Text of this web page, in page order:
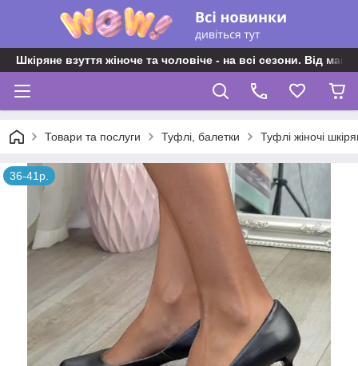
Шкіряне взуття жіноче та чоловіче - на всі сезони. Від
Товари та послуги Туфлі, балетки Туфлі жіночі
36-41р.